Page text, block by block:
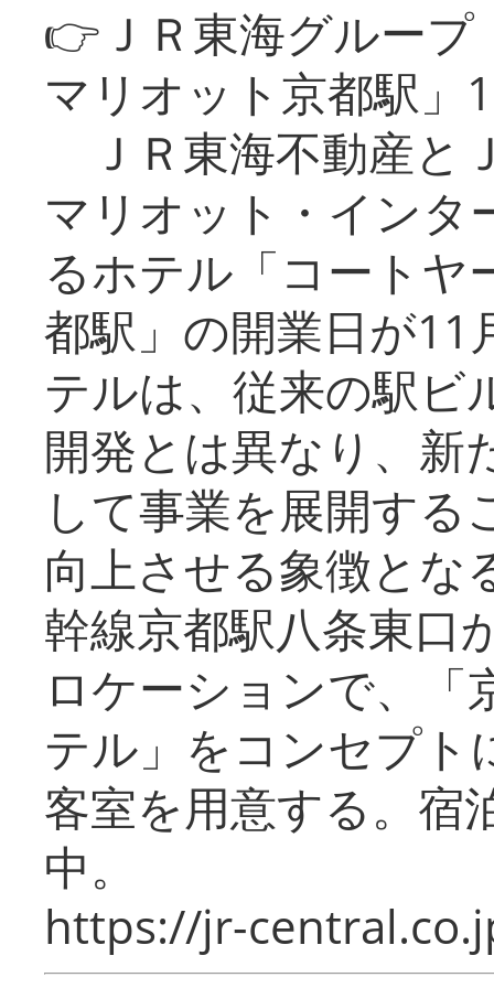
👉ＪＲ東海グルー
マリオット京都駅」
ＪＲ東海不動産と
マリオット・インタ
るホテル「コートヤ
都駅」の開業日が11
テルは、従来の駅ビ
開発とは異なり、新
して事業を展開する
向上させる象徴とな
幹線京都駅八条東口
ロケーションで、「
テル」をコンセプト
客室を用意する。宿
中。
https://jr-